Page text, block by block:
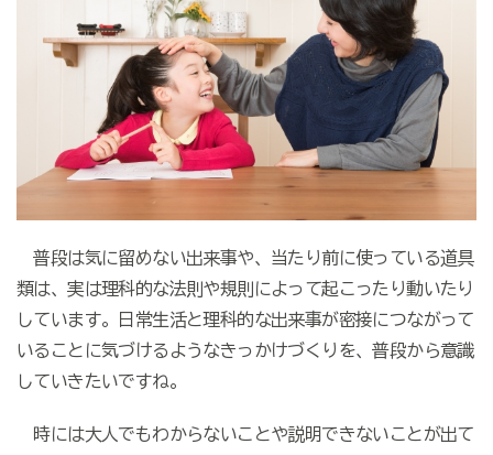
普段は気に留めない出来事や、当たり前に使っている道具
類は、実は理科的な法則や規則によって起こったり動いたり
しています。日常生活と理科的な出来事が密接につながって
いることに気づけるようなきっかけづくりを、普段から意識
していきたいですね。
時には大人でもわからないことや説明できないことが出て